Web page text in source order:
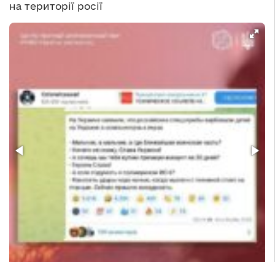
на території росії